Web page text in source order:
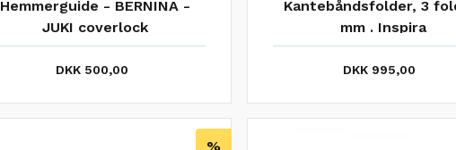
Hemmerguide - BERNINA -
JUKI coverlock
DKK 500,00
Kantebåndsfolder, 3
mm . Inspira
DKK 995,00
%